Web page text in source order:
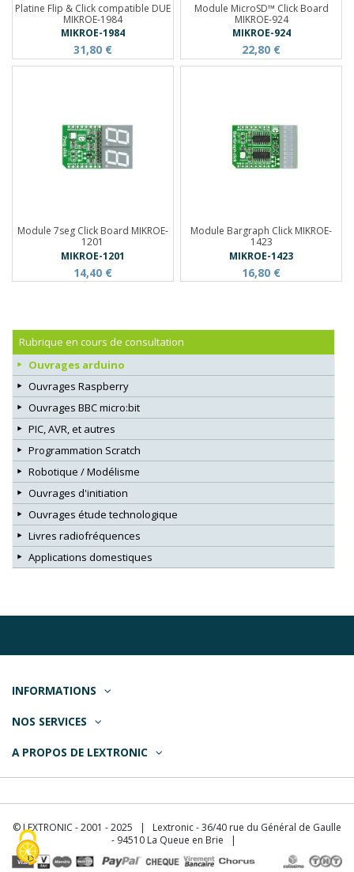
Platine Flip & Click compatible DUE
MIKROE-1984
MIKROE-1984
31,80 €
Module MicroSD™ Click Board
MIKROE-924
MIKROE-924
22,80 €
Module 7seg Click Board MIKROE-
1201
MIKROE-1201
14,40 €
Module Bargraph Click MIKROE-
1423
MIKROE-1423
16,80 €
Rubrique en cours de consultation
Ouvrages arduino
Ouvrages Raspberry
Ouvrages BBC micro:bit
PIC, AVR, et autres
Programmation Scratch
Robotique / Modélisme
Ouvrages d'initiation
Ouvrages étude technologique
Livres radiofréquences
Applications domestiques
INFORMATIONS
NOS SERVICES
A PROPOS DE LEXTRONIC
© LEXTRONIC - 2001 - 2025 | Lextronic - 36/40 rue du Général de Gaulle
- 94510 La Queue en Brie |